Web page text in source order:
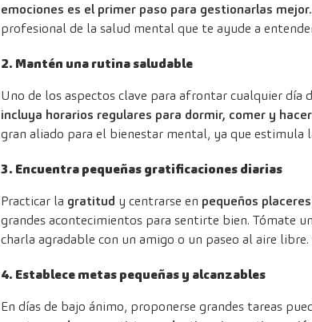
emociones es el primer paso para gestionarlas mejor.
profesional de la salud mental que te ayude a
2. Mantén una rutina saludable
Uno de los aspectos clave para afrontar cualquier
incluya horarios regulares para dormir, comer y
gran aliado para el bienestar mental, ya que estimula
3. Encuentra pequeñas gratificaciones diarias
Practicar la gratitud y centrarse en pequeños
grandes acontecimientos para sentirte bien. Tómate
charla agradable con un amigo o un paseo al aire
4. Establece metas pequeñas y alcanzables
En días de bajo ánimo, proponerse grandes tareas